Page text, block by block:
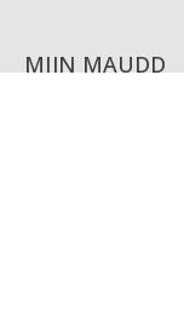
MIJN MAUDD